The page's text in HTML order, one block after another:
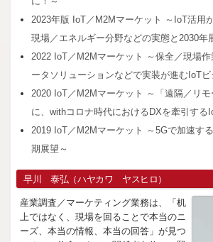
2023年版 IoT／M2Mマーケット ～IoT活用
現場／エネルギー分野などの実態と2030年
2022 IoT／M2Mマーケット ～保全／現場
ータソリューションなどで実装が進むIoTビ
2020 IoT／M2Mマーケット ～「遠隔／リ
に、withコロナ時代におけるDXを牽引する
2019 IoT／M2Mマーケット ～5Gで加速す
期展望～
早川 泰弘（ハヤカワ ヤスヒロ）
産業調査／マーケティング業務は、「机
上ではなく、現場を回ることで本当のニ
ーズ、本当の情報、本当の回答」が見つ